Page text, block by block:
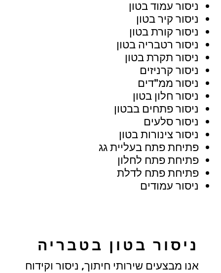
ניסור עמוד בטון
ניסור קיר בטון
ניסור קורת בטון
ניסור רטבריה בטון
ניסור תקרת בטון
ניסור קרניזים
ניסור ממ"דים
ניסור חלון בטון
ניסור פתחים בבטון
ניסור סלעים
ניסור צינורות בטון
פתיחת פתח בעליית גג
פתיחת פתח לחלון
פתיחת פתח לדלת
ניסור עמודים
ניסור בטון בטבריה
אנו מבצעים שירותי חיתוך, ניסור וקידוח